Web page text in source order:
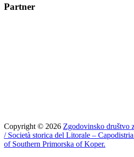
Partner
Copyright © 2026 Zgodovinsko društvo
/ Società storica del Litorale –
of Southern Primorska of Koper.